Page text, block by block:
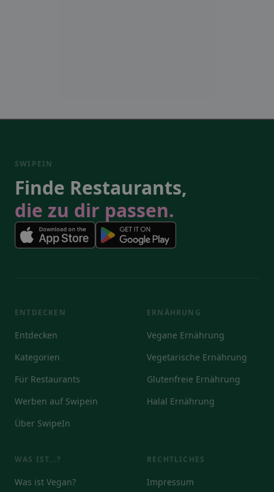
SWIPEIN
Finde Restaurants,
die zu dir passen.
ENTDECKEN
Entdecken
Kategorien
Für Restaurants
Werben auf Swipein
Über SwipeIn
ERNÄHRUNG
Vegane Ernährung
Vegetarische Ernährung
Glutenfreie Ernährung
Halal Ernährung
WAS IST...?
Was ist Vegan?
RECHTLICHES
Impressum